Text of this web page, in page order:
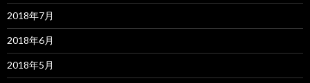
2018年7月
2018年6月
2018年5月